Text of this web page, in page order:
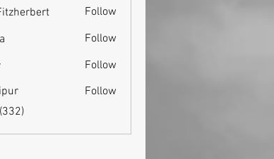
Follow
Follow
Follow
Follow